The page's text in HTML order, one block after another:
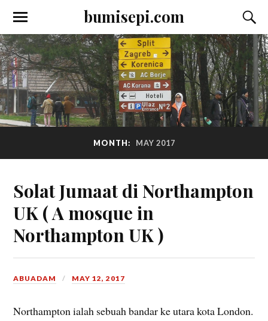
bumisepi.com
MONTH: MAY 2017
Solat Jumaat di Northampton
UK ( A mosque in
Northampton UK )
ABUADAM MAY 12, 2017
Northampton ialah sebuah bandar ke utara kota London.